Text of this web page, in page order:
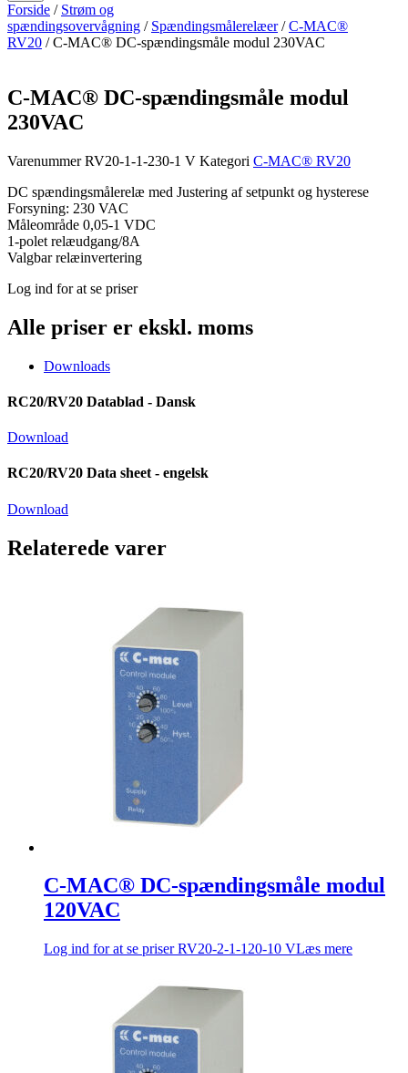
Forside / Strøm og
spændingsovervågning / Spændingsmålerelæer/C-MAC®
RV20 / C-MAC® DC-spændingsmåle modul 230VAC
C-MAC® DC-spændingsmåle modul
230VAC
VarenummerRV20-1-1-230-1 V Kategori C-MAC® RV20
DC spændingsmålerelæ med Justering af setpunkt og hysterese
Forsyning: 230 VAC
Måleområde 0,05-1 VDC
1-polet relæudgang/8A
Valgbar relæinvertering
Log ind for at se priser
Alle priser er ekskl. moms
Downloads
RC20/RV20 Datablad - Dansk
Download
RC20/RV20 Data sheet - engelsk
Download
Relaterede varer
C-MAC® DC-spændingsmåle modul
120VAC
Log ind for at se priserRV20-2-1-120-10 VLæs mere